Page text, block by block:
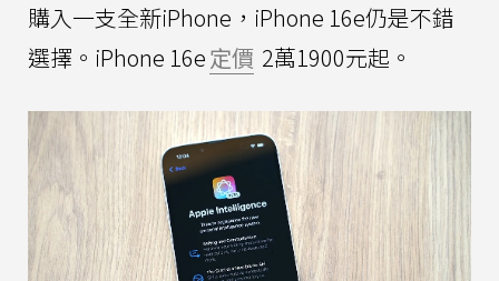
購入一支全新iPhone，iPhone 16e仍是不錯
選擇。iPhone 16e定價 2萬1900元起。